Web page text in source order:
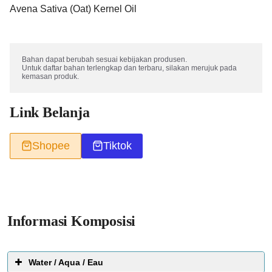
Avena Sativa (Oat) Kernel Oil
Bahan dapat berubah sesuai kebijakan produsen.
Untuk daftar bahan terlengkap dan terbaru, silakan merujuk pada
kemasan produk.
Link Belanja
Shopee Tiktok
Informasi Komposisi
Water / Aqua / Eau